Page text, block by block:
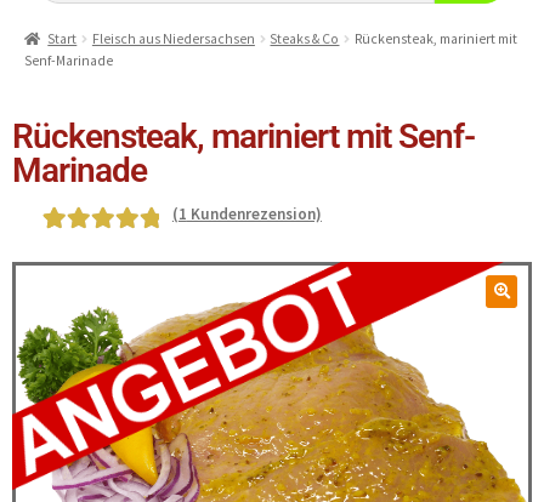
Start Fleisch aus Niedersachsen Steaks & Co
Rückensteak, mariniert mit
Senf-Marinade
Rückensteak, mariniert mit Senf-
Marinade
basierend auf
Kundenbewe
rtung
(1 Kundenrezension)